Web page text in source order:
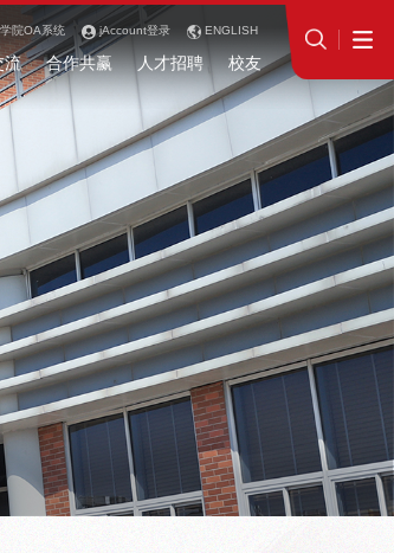
院OA系统 jAccount登录 ENGLISH
流 合作共赢 人才招聘 校友